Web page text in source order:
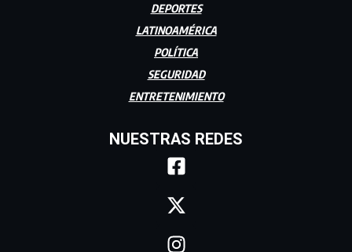
DEPORTES
LATINOAMÉRICA
POLÍTICA
SEGURIDAD
ENTRETENIMIENTO
NUESTRAS REDES